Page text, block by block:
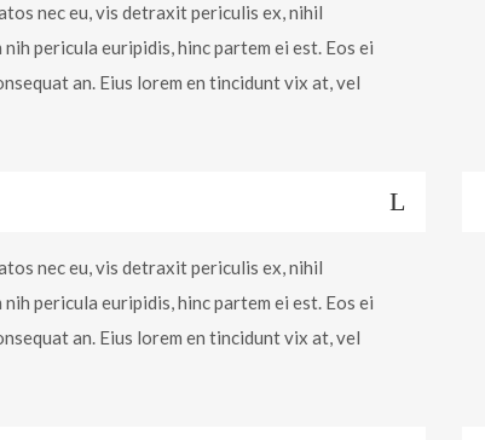
nec eu, vis detraxit periculis ex, nihil
pericula euripidis, hinc partem ei est. Eos ei
an. Eius lorem en tincidunt vix at, vel
nec eu, vis detraxit periculis ex, nihil
pericula euripidis, hinc partem ei est. Eos ei
an. Eius lorem en tincidunt vix at, vel